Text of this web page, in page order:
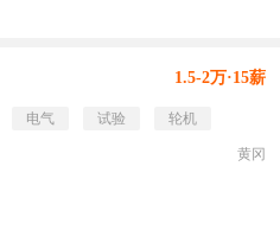
1.5-2万·15薪
电气 试验 轮机
黄冈